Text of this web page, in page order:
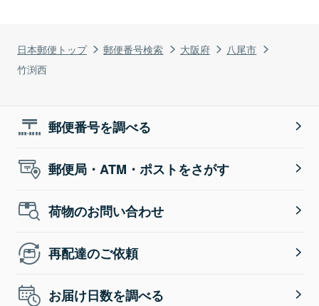
日本郵便トップ 郵便番号検索 大阪府
八尾市
竹渕西
郵便番号を調べる
郵便局・ATM・ポストをさがす
荷物のお問い合わせ
再配達のご依頼
お届け日数を調べる